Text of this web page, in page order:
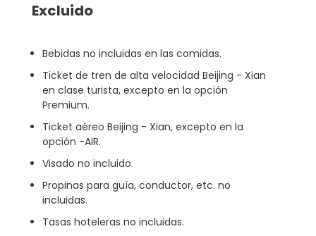
Excluido
Bebidas no incluidas en las comidas.
Ticket de tren de alta velocidad Beijing - Xian
en clase turista, excepto en la opción
Premium.
Ticket aéreo Beijing - Xian, excepto en la
opción -AIR.
Visado no incluido.
Propinas para guía, conductor, etc. no
incluidas.
Tasas hoteleras no incluidas.